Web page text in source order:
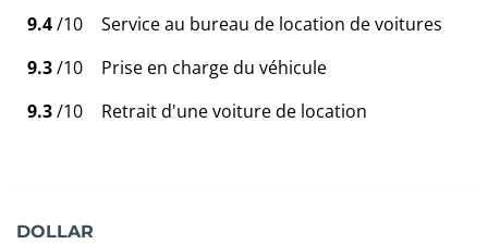
9.4/10
Service au bureau de location de voitures
9.3/10
Prise en charge du véhicule
9.3/10 Retrait d'une voiture de location
DOLLAR